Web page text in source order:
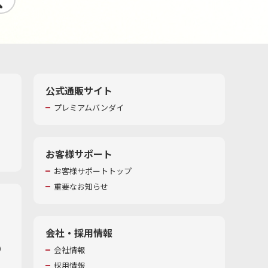
公式通販サイト
プレミアムバンダイ
お客様サポート
お客様サポートトップ
重要なお知らせ
会社・採用情報
会社情報
採用情報